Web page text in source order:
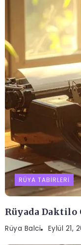
RÜYA TABIRLERI
Rüyada Daktilo
Rüya Balci Eylül 21,